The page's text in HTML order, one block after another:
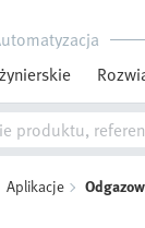
Aplikacje